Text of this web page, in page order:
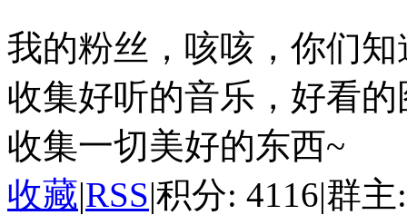
我的粉丝，咳咳，你们
收集好听的音乐，好看
收集一切美好的东西~
收藏|RSS|积分: 4116|群